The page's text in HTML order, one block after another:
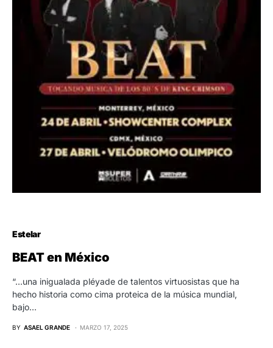
Estelar
BEAT en México
“…una inigualada pléyade de talentos virtuosistas que ha
hecho historia como cima proteica de la música mundial,
bajo…
BY ASAEL GRANDE MARZO 17, 2025